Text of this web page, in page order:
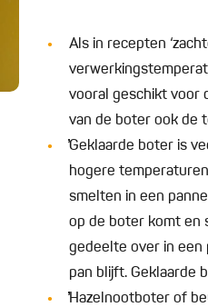
Als in recepten
vooral geschikt voor
van de boter ook de
̓̓Geklaarde boter is
hogere
smelten in een
op de boter komt en
gedeelte over in een
pan blijft. Geklaarde
̓̓Hazelnootboter of